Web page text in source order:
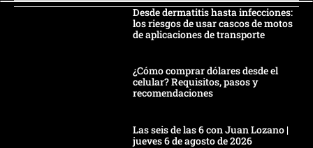
Desde dermatitis hasta infecciones:
los riesgos de usar cascos de motos
de aplicaciones de transporte
¿Cómo comprar dólares desde el
celular? Requisitos, pasos y
recomendaciones
Las seis de las 6 con Juan Lozano |
jueves 6 de agosto de 2026